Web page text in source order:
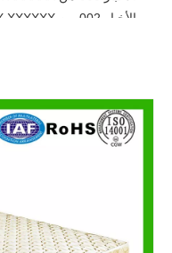
الأخبار 002 من XXXX XXXX XXXXXX
أصنعها
هذه فقرة العينة
Furniture Co.,Ltd